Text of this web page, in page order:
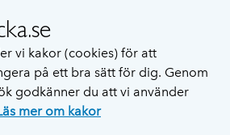
vi kakor (cookies) för att
på ett bra sätt för dig. Genom
godkänner du att vi använder
mer om kakor